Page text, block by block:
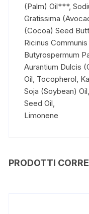
(Palm) Oil***,
Gratissima
(Cocoa) Seed
Ricinus
Butyrospermum
Aurantium Dulcis
Oil, Tocopherol,
Soja (Soybean)
Seed Oil,
Limonene
PRODOTTI